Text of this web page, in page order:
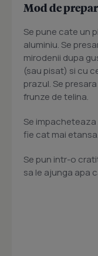
Mod de
Se pune cate un
aluminiu. Se
mirodenii dupa
(sau pisat) si cu
prazul. Se
frunze de telina.
Se
fie cat mai etansa.
Se pun intr-o
sa le ajunga apa